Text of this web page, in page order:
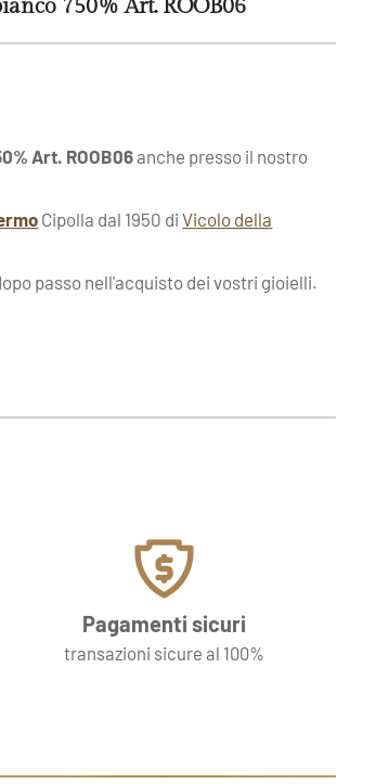
750% Art. ROOB06
Art. ROOB06anche presso il nostro
Cipolla dal 1950 diVicolo della
passo nell'acquisto dei vostri gioielli.
Pagamenti sicuri
transazioni sicure al 100%